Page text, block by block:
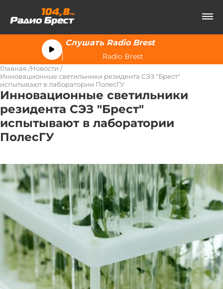
Слушать Radio Brest
Radio Brest
Главная Новости
Инновационные светильники резидента СЭЗ "Брест"
испытывают в лаборатории ПолесГУ
Инновационные светильники
резидента СЭЗ "Брест"
испытывают в лаборатории
ПолесГУ